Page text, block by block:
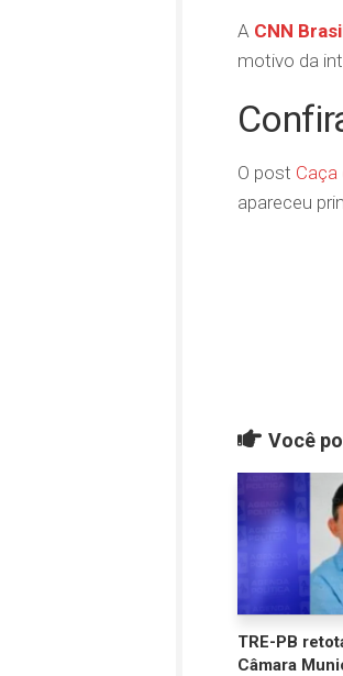
A CNN
motivo da
O post Caça
apareceu
Você
TRE-PB
Câmara